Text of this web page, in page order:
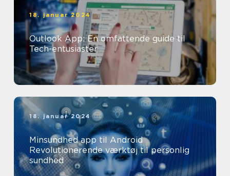
18. januar 2024
Outlook App: En omfattende guide til
Tech-entusiaster
18. januar 2024
Minsundhed app til Android
Revolutionerende værktøj til personlig
sundhed